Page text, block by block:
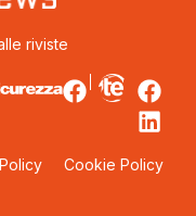
riviste
Cookie Policy